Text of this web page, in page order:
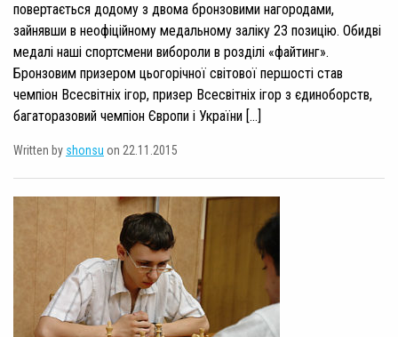
повертається додому з двома бронзовими нагородами,
зайнявши в неофіційному медальному заліку 23 позицію. Обидві
медалі наші спортсмени вибороли в розділі «файтинг».
Бронзовим призером цьогорічної світової першості став
чемпіон Всесвітніх ігор, призер Всесвітніх ігор з єдиноборств,
багаторазовий чемпіон Європи і України […]
Written by shonsu on 22.11.2015